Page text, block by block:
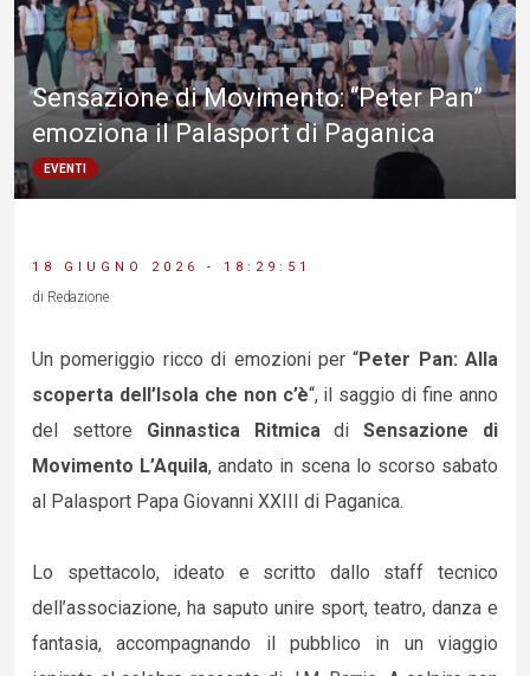
Sensazione di Movimento: “Peter Pan”
emoziona il Palasport di Paganica
EVENTI
18 GIUGNO 2026 - 18:29:51
di Redazione
Un pomeriggio ricco di emozioni per “Peter Pan: Alla
scoperta dell’Isola che non c’è“, il saggio di fine anno
del settore Ginnastica RitmicadiSensazione di
Movimento L’Aquila, andato in scena lo scorso sabato
al Palasport Papa Giovanni XXIII di Paganica.
Lo spettacolo, ideato e scritto dallo staff tecnico
dell’associazione, ha saputo unire sport, teatro, danza e
fantasia, accompagnando il pubblico in un viaggio